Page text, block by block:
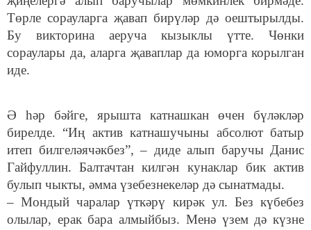
Төрле сорауларга җавап бирүләр дә оештырылды.
Бу викторина аеруча кызыклы үтте. Чөнки
сораулары да, аларга җаваплар да юморга корылган
иде.
Ә һәр бәйге, ярышта катнашкан өчен бүләкләр
бирелде. “Иң актив катнашучыны абсолют батыр
итеп билгеләячәкбез”, – диде алып баручы Данис
Гайфуллин. Балтачтан килгән кунаклар бик актив
булып чыкты, әмма үзебезнекеләр дә сынатмады.
– Мондый чаралар үткәрү кирәк ул. Без күбебез
олылар, ерак бара алмыйбыз. Менә үзем дә күзне